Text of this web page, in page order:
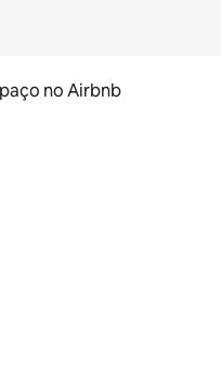
no Airbnb